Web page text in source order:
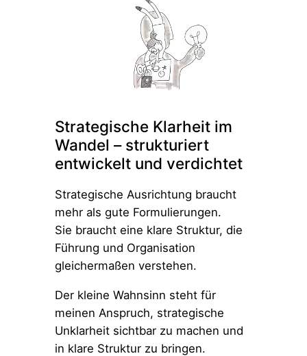
Strategische Klarheit im
Wandel – strukturiert
entwickelt und verdichtet
Strategische Ausrichtung braucht
mehr als gute Formulierungen.
Sie braucht eine klare Struktur, die
Führung und Organisation
gleichermaßen verstehen.
Der kleine Wahnsinn steht für
meinen Anspruch, strategische
Unklarheit sichtbar zu machen und
in klare Struktur zu bringen.